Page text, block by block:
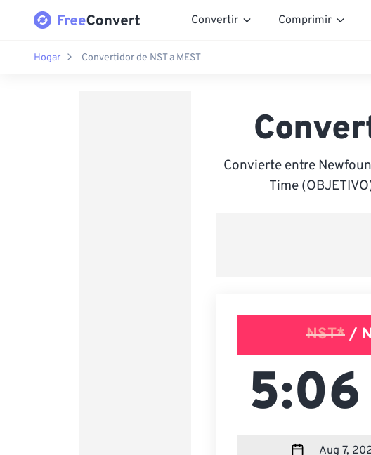
Convertir Comprimir
Hogar Convertidor de NST a MEST
Convierte entre
Time
NST*/